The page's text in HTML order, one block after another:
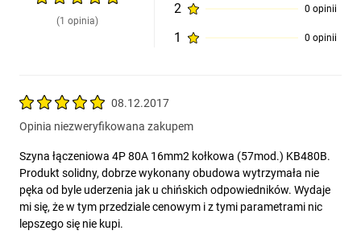
(1 opinia)
2 0 opinii
1 0 opinii
08.12.2017
Opinia niezweryfikowana zakupem
Szyna łączeniowa 4P 80A 16mm2 kołkowa (57mod.) KB480B.
Produkt solidny, dobrze wykonany obudowa wytrzymała nie
pęka od byle uderzenia jak u chińskich odpowiedników. Wydaje
mi się, że w tym przedziale cenowym i z tymi parametrami nic
lepszego się nie kupi.